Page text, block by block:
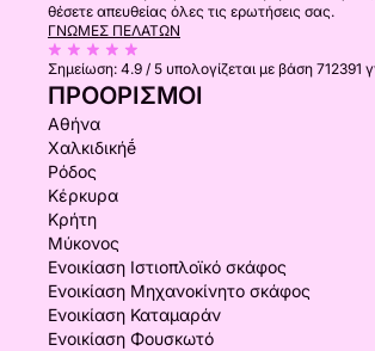
θέσετε απευθείας όλες τις ερωτήσεις σας.
ΓΝΏΜΕΣ ΠΕΛΑΤΏΝ
Σημείωση: 4.9 / 5 υπολογίζεται με βάση 712391
ΠΡΟΟΡΙΣΜΟΊ
Αθήνα
Χαλκιδικήḗ
Ρόδος
Κέρκυρα
Κρήτη
Μύκονος
Ενοικίαση Ιστιοπλοϊκό σκάφος
Ενοικίαση Μηχανοκίνητο σκάφος
Ενοικίαση Καταμαράν
Ενοικίαση Φουσκωτό